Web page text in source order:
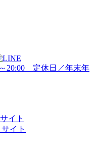
20:00 定休日／年末年
イト
イト